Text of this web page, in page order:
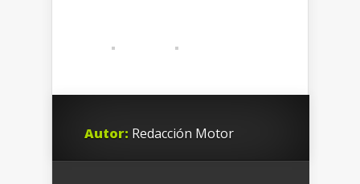
Autor: Redacción Motor